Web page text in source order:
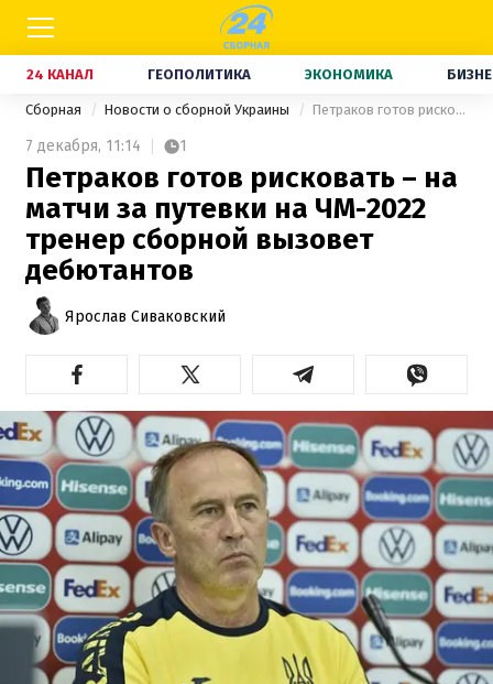
24 КАНАЛ ГЕОПОЛИТИКА ЭКОНОМИКА
Сборная Новости о сборной Украины Петраков готов рисковать – на матчи за путевки на ЧМ-2022 тренер сборной вызовет дебютантов
7 декабря, 11:14 1
Петраков готов рисковать – на
матчи за путевки на ЧМ-2022
тренер сборной вызовет
дебютантов
Ярослав Сиваковский